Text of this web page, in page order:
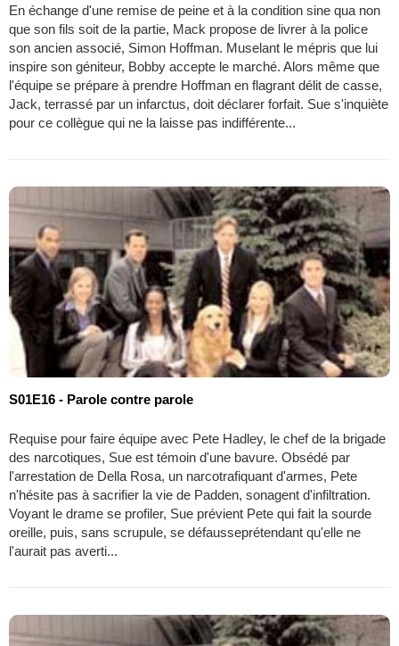
En échange d'une remise de peine et à la condition sine qua non
que son fils soit de la partie, Mack propose de livrer à la police
son ancien associé, Simon Hoffman. Muselant le mépris que lui
inspire son géniteur, Bobby accepte le marché. Alors même que
l'équipe se prépare à prendre Hoffman en flagrant délit de casse,
Jack, terrassé par un infarctus, doit déclarer forfait. Sue s'inquiète
pour ce collègue qui ne la laisse pas indifférente...
S01E16 - Parole contre parole
Requise pour faire équipe avec Pete Hadley, le chef de la brigade
des narcotiques, Sue est témoin d'une bavure. Obsédé par
l'arrestation de Della Rosa, un narcotrafiquant d'armes, Pete
n'hésite pas à sacrifier la vie de Padden, sonagent d'infiltration.
Voyant le drame se profiler, Sue prévient Pete qui fait la sourde
oreille, puis, sans scrupule, se défausseprétendant qu'elle ne
l'aurait pas averti...